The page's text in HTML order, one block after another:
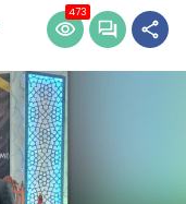
473